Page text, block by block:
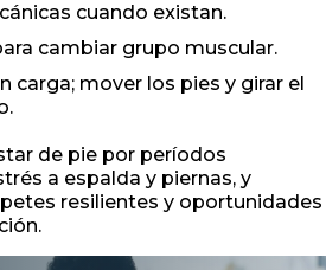
cuando existan.
cambiar grupo muscular.
carga; mover los pies y girar el
de pie por períodos
a espalda y piernas, y
resilientes y oportunidades